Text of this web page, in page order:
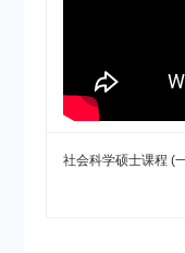
社会科学硕士课程 (